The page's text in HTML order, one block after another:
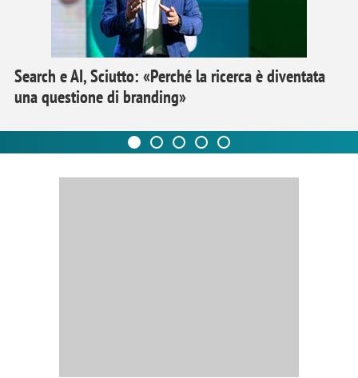
Search e AI, Sciutto: «Perché la ricerca è diventata
una questione di branding»